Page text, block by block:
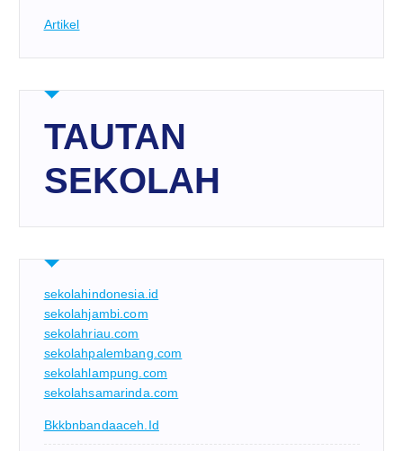
Artikel
TAUTAN
SEKOLAH
sekolahindonesia.id
sekolahjambi.com
sekolahriau.com
sekolahpalembang.com
sekolahlampung.com
sekolahsamarinda.com
Bkkbnbandaaceh.id